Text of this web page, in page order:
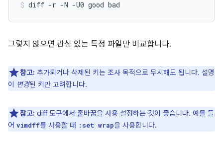
diff -r -N -U0 good bad
그렇지 않으면 관심 있는 특정 파일만 비교합니다.
참고: 추가되거나 삭제된 키는 조사 목적으로 무시해도 됩니다. 설명
이
변경된 키만 고려합니다.
참고: diff 도구에서 줄바꿈을 사용 설정하는 것이 좋습니다. 예를 들
어 vimdff를 사용할 때 :set wrap을 사용합니다.